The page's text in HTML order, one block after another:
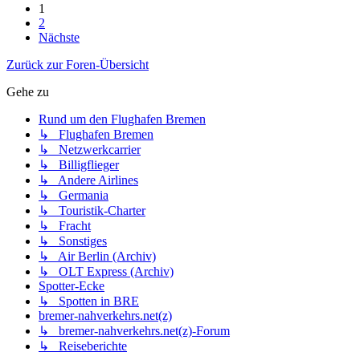
1
2
Nächste
Zurück zur Foren-Übersicht
Gehe zu
Rund um den Flughafen Bremen
↳ Flughafen Bremen
↳ Netzwerkcarrier
↳ Billigflieger
↳ Andere Airlines
↳ Germania
↳ Touristik-Charter
↳ Fracht
↳ Sonstiges
↳ Air Berlin (Archiv)
↳ OLT Express (Archiv)
Spotter-Ecke
↳ Spotten in BRE
bremer-nahverkehrs.net(z)
↳ bremer-nahverkehrs.net(z)-Forum
↳ Reiseberichte